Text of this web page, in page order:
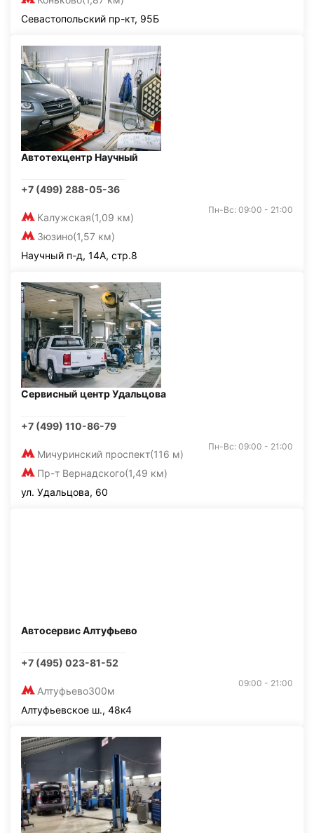
Севастопольский пр-кт, 95Б
Автотехцентр Научный
+7 (499) 288-05-36
Калужская(1,09 км)
Зюзино(1,57 км)
Пн-Вс: 09:00 - 21:00
Научный п-д, 14А, стр.8
Сервисный центр Удальцова
+7 (499) 110-86-79
Мичуринский проспект(116 м)
Пр-т Вернадского(1,49 км)
Пн-Вс: 09:00 - 21:00
ул. Удальцова, 60
Автосервис Алтуфьево
+7 (495) 023-81-52
Алтуфьево300м
09:00 - 21:00
Алтуфьевское ш., 48к4